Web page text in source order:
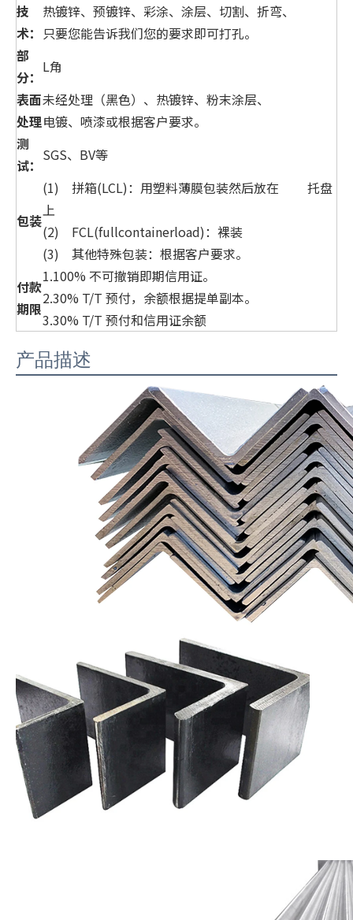
技
术：
热镀锌、预镀锌、彩涂、涂层、切割、折弯、
只要您能告诉我们您的要求即可打孔。
部
分：
L角
表面
处理
未经处理（黑色）、热镀锌、粉末涂层、
电镀、喷漆或根据客户要求。
测
试：
SGS、BV等
包装
(1) 拼箱(LCL)：用塑料薄膜包装然后放在 托盘
上
(2) FCL(fullcontainerload)：裸装
(3) 其他特殊包装：根据客户要求。
付款
期限
1.100% 不可撤销即期信用证。
2.30% T/T 预付，余额根据提单副本。
3.30% T/T 预付和信用证余额
产品描述